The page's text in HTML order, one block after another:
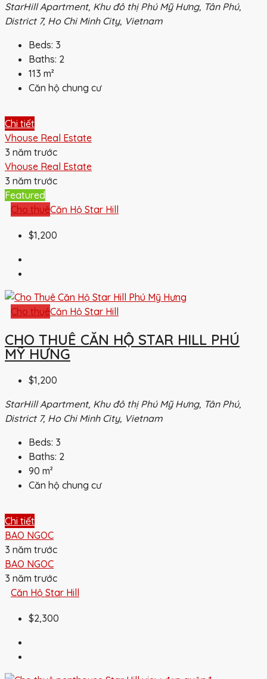
StarHill Apartment, Khu đô thị Phú Mỹ Hưng, Tân Phú,
District 7, Ho Chi Minh City, Vietnam
Beds: 3
Baths: 2
113 m²
Căn hộ chung cư
Chi tiết
Vhouse Real Estate
3 năm trước
Vhouse Real Estate
3 năm trước
Featured
Cho thuêCăn Hộ Star Hill
$1,200
Cho thuêCăn Hộ Star Hill
CHO THUÊ CĂN HỘ STAR HILL PHÚ
MỸ HƯNG
$1,200
StarHill Apartment, Khu đô thị Phú Mỹ Hưng, Tân Phú,
District 7, Ho Chi Minh City, Vietnam
Beds: 3
Baths: 2
90 m²
Căn hộ chung cư
Chi tiết
BAO NGOC
3 năm trước
BAO NGOC
3 năm trước
Căn Hộ Star Hill
$2,300